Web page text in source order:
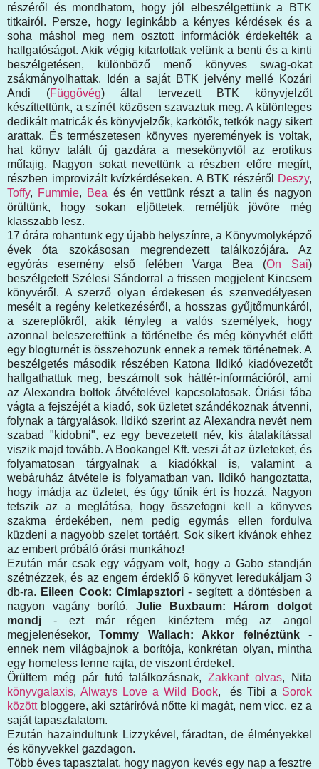
részéről és mondhatom, hogy jól elbeszélgettünk a BTK
titkairól. Persze, hogy leginkább a kényes kérdések és a
soha máshol meg nem osztott információk érdekelték a
hallgatóságot. Akik végig kitartottak velünk a benti és a kinti
beszélgetésen, különböző menő könyves swag-okat
zsákmányolhattak. Idén a saját BTK jelvény mellé Kozári
Andi (Függővég) által tervezett BTK könyvjelzőt
készíttettünk, a színét közösen szavaztuk meg. A különleges
dedikált matricák és könyvjelzők, karkötők, tetkók nagy sikert
arattak. És természetesen könyves nyeremények is voltak,
hat könyv talált új gazdára a mesekönyvtől az erotikus
műfajig. Nagyon sokat nevettünk a részben előre megírt,
részben improvizált kvízkérdéseken. A BTK részéről
Deszy,
Toffy, Fummie, Bea és én vettünk részt a talin és nagyon
örültünk, hogy sokan eljöttetek, reméljük jövőre még
klasszabb lesz.
17 órára rohantunk egy újabb helyszínre, a Könyvmolyképző
évek óta szokásosan megrendezett találkozójára. Az
egyórás esemény első felében Varga Bea (On Sai)
beszélgetett Szélesi Sándorral a frissen megjelent Kincsem
könyvéről. A szerző olyan érdekesen és szenvedélyesen
mesélt a regény keletkezéséről, a hosszas gyűjtőmunkáról,
a szereplőkről, akik tényleg a valós személyek, hogy
azonnal beleszerettünk a történetbe és még könyvhét előtt
egy blogturnét is összehozunk ennek a remek történetnek. A
beszélgetés második részében Katona Ildikó kiadóvezetőt
hallgathattuk meg, beszámolt sok háttér-információról, ami
az Alexandra boltok átvételével kapcsolatosak. Óriási fába
vágta a fejszéjét a kiadó, sok üzletet szándékoznak átvenni,
folynak a tárgyalások. Ildikó szerint az Alexandra nevét nem
szabad "kidobni", ez egy bevezetett név, kis átalakítással
viszik majd tovább. A Bookangel Kft. veszi át az üzleteket, és
folyamatosan tárgyalnak a kiadókkal is, valamint a
webáruház átvétele is folyamatban van. Ildikó hangoztatta,
hogy imádja az üzletet, és úgy tűnik ért is hozzá. Nagyon
tetszik az a meglátása, hogy összefogni kell a könyves
szakma érdekében, nem pedig egymás ellen fordulva
küzdeni a nagyobb szelet tortáért. Sok sikert kívánok ehhez
az embert próbáló órási munkához!
Ezután már csak egy vágyam volt, hogy a Gabo standján
szétnézzek, és az engem érdeklő 6 könyvet leredukáljam 3
db-ra. Eileen Cook: Címlapsztori - segített a döntésben a
nagyon vagány borító, Julie Buxbaum: Három dolgot
mondj - ezt már régen kinéztem még az angol
megjelenésekor,Tommy Wallach: Akkor felnéztünk-
ennek nem világbajnok a borítója, konkrétan olyan, mintha
egy homeless lenne rajta, de viszont érdekel.
Örültem még pár futó találkozásnak,Zakkant olvas, Nita
könyvgalaxis, Always Love a Wild Book, és Tibi a Sorok
közöttbloggere, aki sztáríróvá nőtte ki magát, nem vicc, ez a
saját tapasztalatom.
Ezután hazaindultunk Lizzykével, fáradtan, de élményekkel
és könyvekkel gazdagon.
Több éves tapasztalat, hogy nagyon kevés egy nap a fesztre